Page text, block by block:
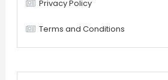
Privacy Policy
Terms and Conditions